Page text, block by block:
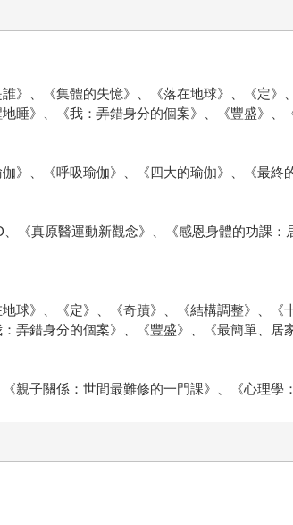
、《集體的失憶》、《落在地球》、《定》
睡》、《我：弄錯身分的個案》、《豐盛》、
》、《呼吸瑜伽》、《四大的瑜伽》、《最終
《真原醫運動新觀念》、《感恩身體的功課：
》、《定》、《奇蹟》、《結構調整》、《
弄錯身分的個案》、《豐盛》、《最簡單、
親子關係：世間最難修的一門課》、《心理學